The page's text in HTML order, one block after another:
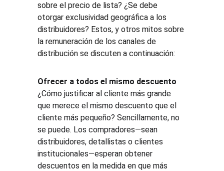
sobre el precio de lista? ¿Se debe
otorgar exclusividad geográfica a los
distribuidores? Estos, y otros mitos sobre
la remuneración de los canales de
distribución se discuten a continuación:
Ofrecer a todos el mismo descuento
¿Cómo justificar al cliente más grande
que merece el mismo descuento que el
cliente más pequeño? Sencillamente, no
se puede. Los compradores—sean
distribuidores, detallistas o clientes
institucionales—esperan obtener
descuentos en la medida en que más